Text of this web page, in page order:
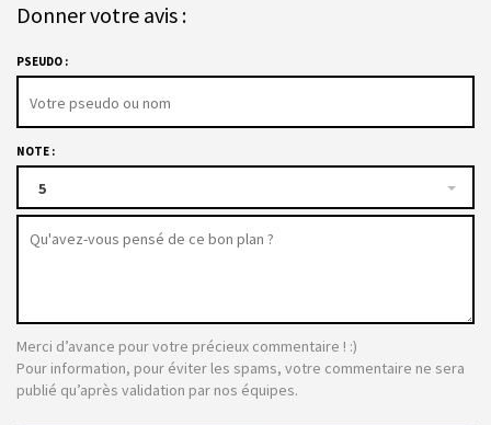
Donner votre avis :
PSEUDO :
NOTE :
5
Merci d’avance pour votre précieux commentaire ! :)
Pour information, pour éviter les spams, votre commentaire ne sera
publié qu’après validation par nos équipes.